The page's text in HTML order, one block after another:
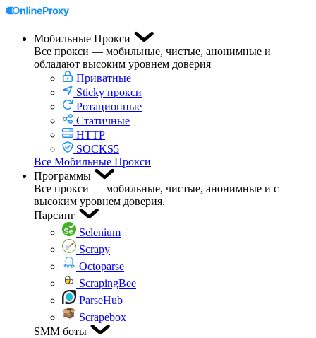
Мобильные Прокси
Все прокси — мобильные, чистые, анонимные и
обладают высоким уровнем доверия
Приватные
Sticky прокси
Ротационные
Статичные
HTTP
SOCKS5
Все Мобильные Прокси
Программы
Все прокси — мобильные, чистые, анонимные и с
высоким уровнем доверия.
Парсинг
Selenium
Scrapy
Octoparse
ScrapingBee
ParseHub
Scrapebox
SMM боты